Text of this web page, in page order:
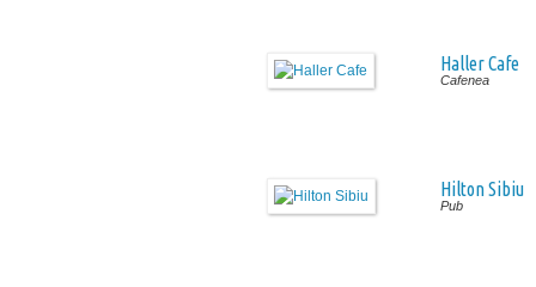
Haller Cafe
Cafenea
Hilton Sibiu
Pub